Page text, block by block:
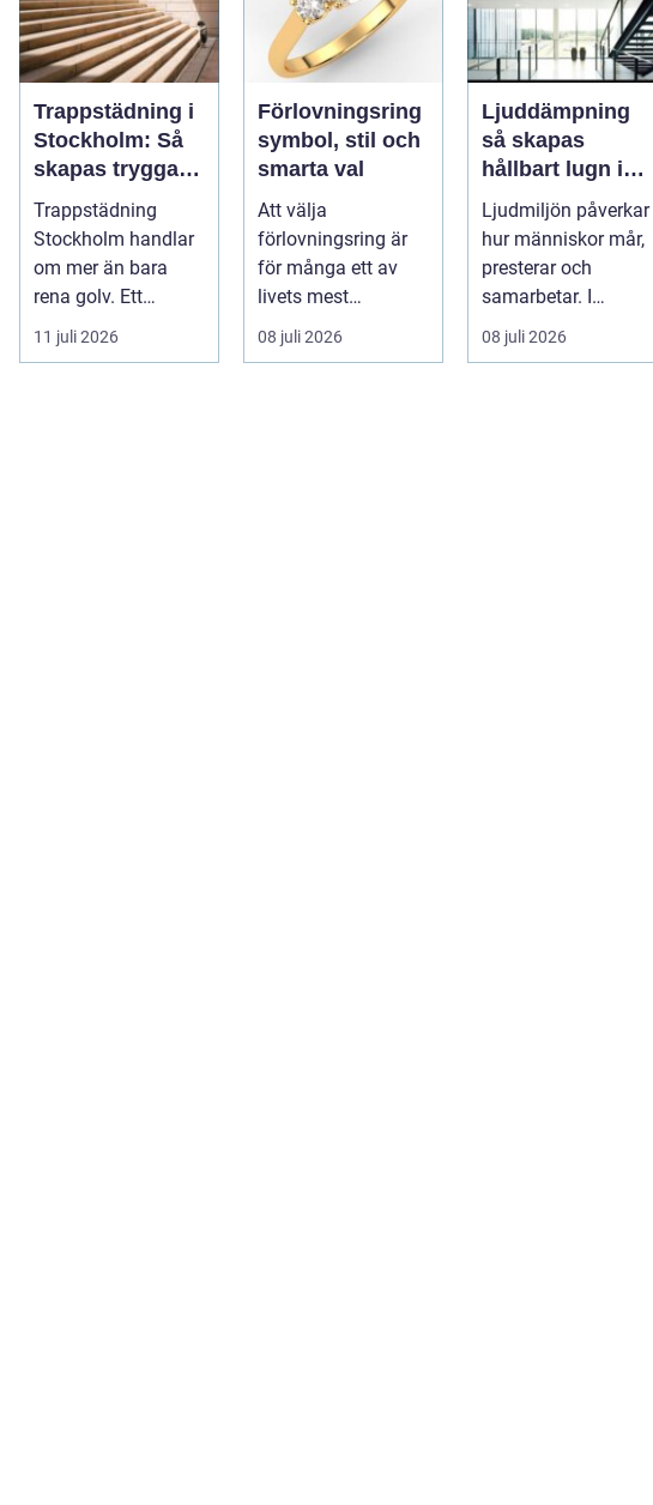
Trappstädning i
Stockholm: Så
skapas trygga
och trivsamma
trapphus
Trappstädning
Stockholm handlar
om mer än bara
rena golv. Ett
välskött trapphus ...
11 juli 2026
Förlovningsring
symbol, stil och
smarta val
Att välja
förlovningsring är
för många ett av
livets mest
känsloladdade
beslut. Ringen ska
08 juli 2026
Ljuddämpning
så skapas
hållbart lugn i
moderna lokaler
Ljudmiljön påverkar
hur människor mår,
presterar och
samarbetar. I
många kontor,
skolor och offentli...
08 juli 2026